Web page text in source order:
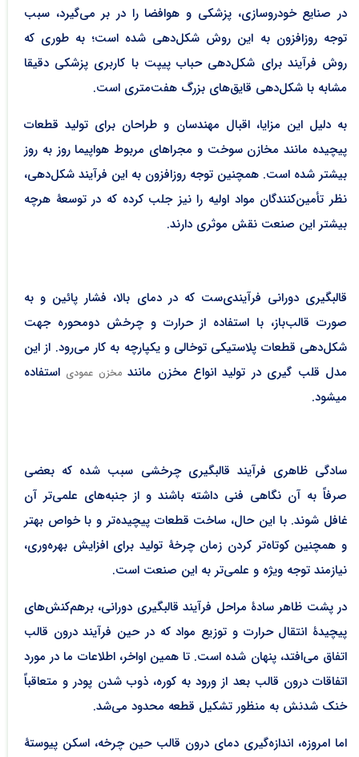
در صنایع خودروسازی، پزشکی و هوافضا را در بر می‌گیرد، سبب
توجه روزافزون به این روش شکل‌دهی شده است؛ به طوری که
روش فرآیند برای شکل‌دهی حباب پیپت با کاربری پزشکی دقیقا
مشابه با شکل‌دهی قایق‌های بزرگ هفت‌متری است.
به دلیل این مزایا، اقبال مهندسان و طراحان برای تولید قطعات
پیچیده مانند مخازن سوخت و مجراهای مربوط هواپیما روز به روز
بیشتر شده است. همچنین توجه روزافزون به این فرآیند شکل‌دهی،
نظر تأمین‌کنندگان مواد اولیه را نیز جلب کرده که در توسعۀ هرچه
بیشتر این صنعت نقش موثری دارند.
قالبگیری دورانی فرآیندی‌ست که در دمای بالا، فشار پائین و به
صورت قالب‌باز، با استفاده از حرارت و چرخش دومحوره جهت
شکل‌دهی قطعات پلاستیکی توخالی و یکپارچه به کار می‌رود. از این
مدل قلب گیری در تولید انواع مخزن مانندمخزن عمودی استفاده
میشود.
سادگی ظاهری فرآیند قالبگیری چرخشی سبب شده که بعضی
صرفاً به آن نگاهی فنی داشته باشند و از جنبه‌های علمی‌تر آن
غافل شوند. با این حال، ساخت قطعات پیچیده‌تر و با خواص بهتر
و همچنین کوتاه‌تر کردن زمان چرخۀ تولید برای افزایش بهره‌وری،
نیازمند توجه ویژه و علمی‌تر به این صنعت است.
در پشت ظاهر سادۀ مراحل فرآیند قالبگیری دورانی، برهم‌کنش‌های
پیچیدۀ انتقال حرارت و توزیع مواد که در حین فرآیند درون قالب
اتفاق می‌افتد، پنهان شده است. تا همین اواخر، اطلاعات ما در مورد
اتفاقات درون قالب بعد از ورود به کوره، ذوب شدن پودر و متعاقباً
خنک شدنش به منظور تشکیل قطعه محدود می‌شد.
اما امروزه، اندازه‌گیری دمای درون قالب حین چرخه، اسکن پیوستۀ